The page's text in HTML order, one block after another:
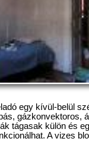
egy kívül-belül
gázkonvektoros,
tágasak külön és
A vizes